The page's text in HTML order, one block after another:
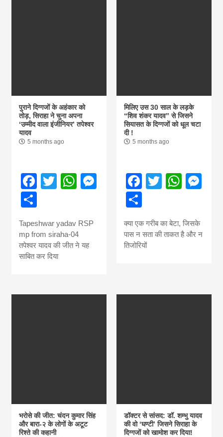
पुराने दिग्गजों के अहंकार को
तोड़, सिराहा ने चुना अपना
‘उम्मीद वाला इंजीनियर’ तपेश्वर
यादव
5 months ago
Facebook
TwitterWhatsApp
Messenger
Tapeshwar yadav RSP
mp from siraha-04
तपेश्वर यादव की जीत ने यह
साबित कर दिया
मिलिए उस 30 साल के लड़के
“शिव शंकर यादव” से जिसने
सियासत के दिग्गजों को धूल चटा
दी !
5 months ago
Facebook
Twitter
Share
क्या एक गरीब का बेटा, जिसके
पास न सता की ताकत है और न
तिजोरियों
भरोसे की जीत: चंदन कुमार सिंह
और बारा-२ के लोगों के अटूट
रिश्ते की कहानी
डॉक्टर से सांसद: डॉ. शम्भु यादव
की वो ‘घण्टी’ जिसने सिराहा के
दिग्गजों को खामोश कर दिया!